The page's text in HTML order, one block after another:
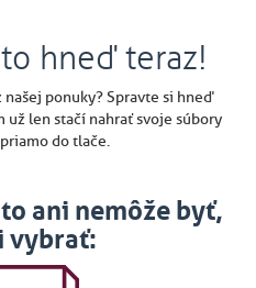
hneď teraz!
ponuky? Spravte si hneď
len stačí nahrať svoje súbory
do tlače.
ani nemôže byť,
vybrať: